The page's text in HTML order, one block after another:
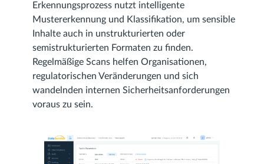
Erkennungsprozess nutzt intelligente
Mustererkennung und Klassifikation, um sensible
Inhalte auch in unstrukturierten oder
semistrukturierten Formaten zu finden.
Regelmäßige Scans helfen Organisationen,
regulatorischen Veränderungen und sich
wandelnden internen Sicherheitsanforderungen
voraus zu sein.